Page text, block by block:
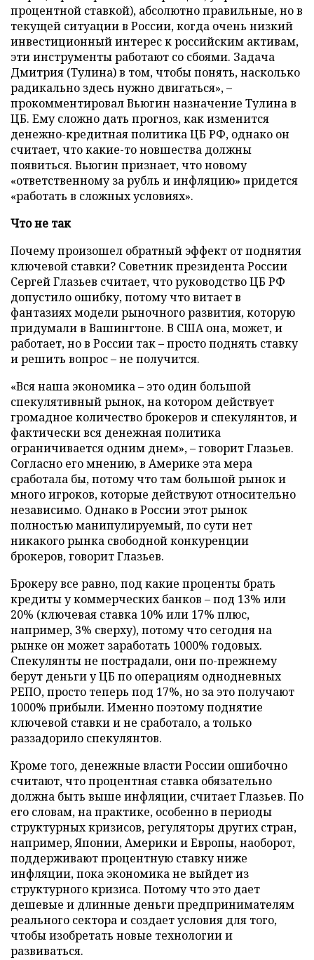
процентной ставкой), абсолютно правильные, но в
текущей ситуации в России, когда очень низкий
инвестиционный интерес к российским активам,
эти инструменты работают со сбоями. Задача
Дмитрия (Тулина) в том, чтобы понять, насколько
радикально здесь нужно двигаться», –
прокомментировал Вьюгин назначение Тулина в
ЦБ. Ему сложно дать прогноз, как изменится
денежно-кредитная политика ЦБ РФ, однако он
считает, что какие-то новшества должны
появиться. Вьюгин признает, что новому
«ответственному за рубль и инфляцию» придется
«работать в сложных условиях».
Что не так
Почему произошел обратный эффект от поднятия
ключевой ставки? Советник президента России
Сергей Глазьев считает, что руководство ЦБ РФ
допустило ошибку, потому что витает в
фантазиях модели рыночного развития, которую
придумали в Вашингтоне. В США она, может, и
работает, но в России так – просто поднять ставку
и решить вопрос – не получится.
«Вся наша экономика – это один большой
спекулятивный рынок, на котором действует
громадное количество брокеров и спекулянтов, и
фактически вся денежная политика
ограничивается одним днем», – говорит Глазьев.
Согласно его мнению, в Америке эта мера
сработала бы, потому что там большой рынок и
много игроков, которые действуют относительно
независимо. Однако в России этот рынок
полностью манипулируемый, по сути нет
никакого рынка свободной конкуренции
брокеров, говорит Глазьев.
Брокеру все равно, под какие проценты брать
кредиты у коммерческих банков – под 13% или
20% (ключевая ставка 10% или 17% плюс,
например, 3% сверху), потому что сегодня на
рынке он может заработать 1000% годовых.
Спекулянты не пострадали, они по-прежнему
берут деньги у ЦБ по операциям однодневных
РЕПО, просто теперь под 17%, но за это получают
1000% прибыли. Именно поэтому поднятие
ключевой ставки и не сработало, а только
раззадорило спекулянтов.
Кроме того, денежные власти России ошибочно
считают, что процентная ставка обязательно
должна быть выше инфляции, считает Глазьев. По
его словам, на практике, особенно в периоды
структурных кризисов, регуляторы других стран,
например, Японии, Америки и Европы, наоборот,
поддерживают процентную ставку ниже
инфляции, пока экономика не выйдет из
структурного кризиса. Потому что это дает
дешевые и длинные деньги предпринимателям
реального сектора и создает условия для того,
чтобы изобретать новые технологии и
развиваться.